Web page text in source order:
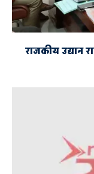
राजकीय उद्यान